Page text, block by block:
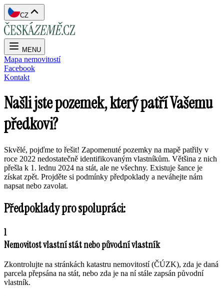
CZ
MENU
Mapa nemovitostí
Facebook
Kontakt
Našli jste pozemek, který patří Vašemu
předkovi?
Skvělé, pojďme to řešit! Zapomenuté pozemky na mapě patřily v
roce 2022 nedostatečně identifikovaným vlastníkům. Většina z nich
přešla k 1. lednu 2024 na stát, ale ne všechny. Existuje šance je
získat zpět. Projděte si podmínky předpoklady a neváhejte nám
napsat nebo zavolat.
Předpoklady pro spolupráci:
1
Nemovitost vlastní stát nebo původní vlastník
Zkontrolujte na stránkách katastru nemovitostí (ČÚZK), zda je daná
parcela přepsána na stát, nebo zda je na ní stále zapsán původní
vlastník.